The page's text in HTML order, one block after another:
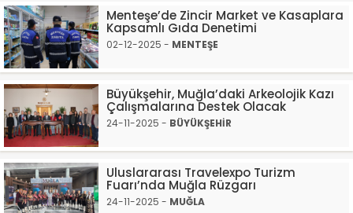
Menteşe’de Zincir Market ve Kasaplara
Kapsamlı Gıda Denetimi
02-12-2025 - MENTEŞE
Büyükşehir, Muğla’daki Arkeolojik Kazı
Çalışmalarına Destek Olacak
24-11-2025 - BÜYÜKŞEHİR
Uluslararası Travelexpo Turizm
Fuarı’nda Muğla Rüzgarı
24-11-2025 - MUĞLA